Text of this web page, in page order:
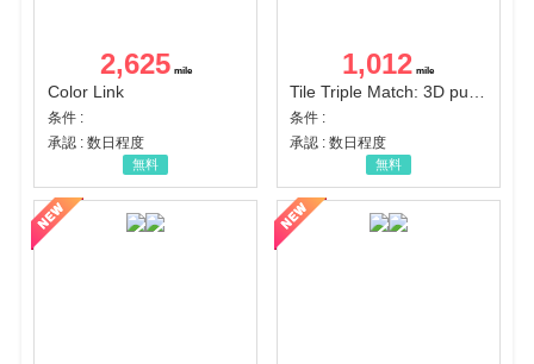
2,625
Color Link
条件 :
承認 : 数日程度
無料
1,012
Tile Triple Match: 3D puzzle
条件 :
承認 : 数日程度
無料